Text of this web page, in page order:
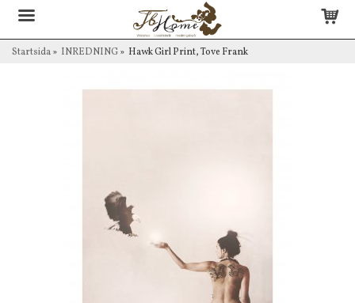
Startsida» INREDNING» Hawk Girl Print, Tove Frank